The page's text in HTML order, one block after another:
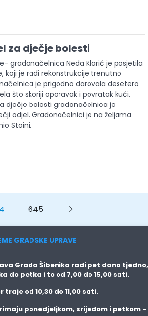
za dječje bolesti
gradonačelnica Neda Klarić je posjetila
koji je radi rekonstrukcije trenutno
je prigodno darovala desetero
što skoriji oporavak i povratak kući.
dječje bolesti gradonačelnica je
odjel. Gradonačelnici je na željama
Stoini.
645
GRADSKE UPRAVE
Grada Šibenika radi pet dana tjedno,
do petka i to od 7,00 do 15,00 sati.
traje od 10,30 do 11,00 sati.
ponedjeljkom, srijedom i petkom –